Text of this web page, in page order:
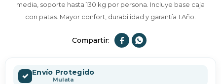
media, soporte hasta 130 kg por persona. Incluye base caja
con patas. Mayor confort, durabilidad y garantía 1 Año.
 
✓ Envío Protegido
Mulata